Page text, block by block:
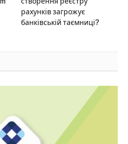
рахунків загрожує
банківській таємниці?